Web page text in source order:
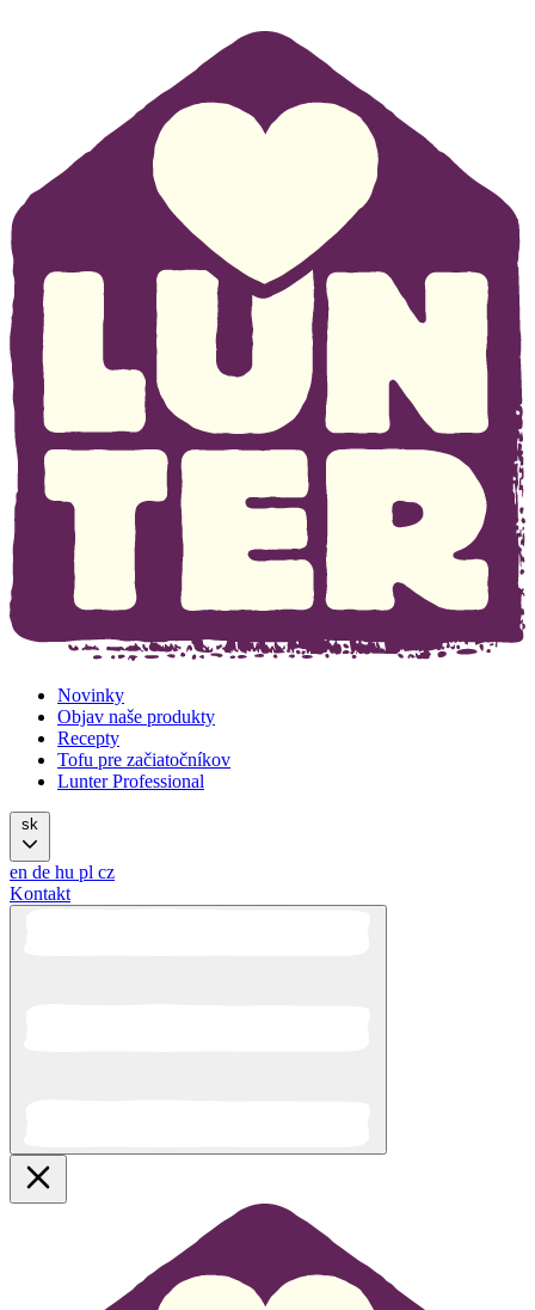
Novinky
Objav naše produkty
Recepty
Tofu pre začiatočníkov
Lunter Professional
sk
en de hu pl cz
Kontakt